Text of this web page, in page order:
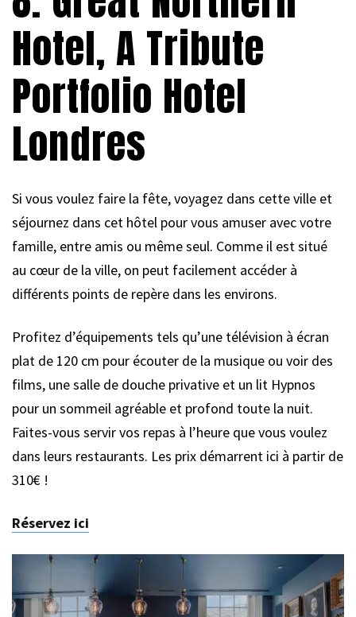
Hotel, A Tribute
Portfolio Hotel
Londres
Si vous voulez faire la fête, voyagez dans cette ville et
séjournez dans cet hôtel pour vous amuser avec votre
famille, entre amis ou même seul. Comme il est situé
au cœur de la ville, on peut facilement accéder à
différents points de repère dans les environs.
Profitez d’équipements tels qu’une télévision à écran
plat de 120 cm pour écouter de la musique ou voir des
films, une salle de douche privative et un lit Hypnos
pour un sommeil agréable et profond toute la nuit.
Faites-vous servir vos repas à l’heure que vous voulez
dans leurs restaurants. Les prix démarrent ici à partir de
310€ !
Réservez ici